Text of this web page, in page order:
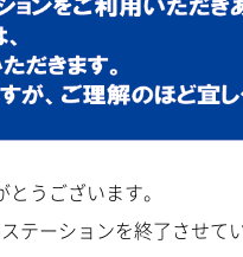
うございます。
テーションを終了させて